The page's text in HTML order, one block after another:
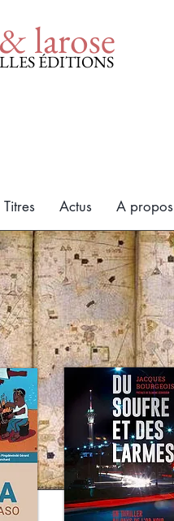
larose
ÉDITIONS
Titres Actus A propos